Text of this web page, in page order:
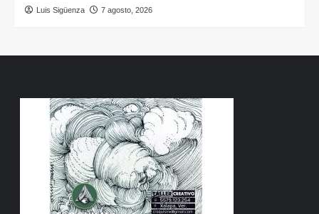
Luis Sigüenza 7 agosto, 2026